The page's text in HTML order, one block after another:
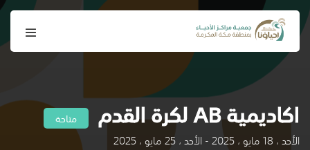
اكاديمية AB لكرة القدم متاحة
الأحد ، 18 مايو ، 2025 - الأحد ، 25 مايو ، 2025